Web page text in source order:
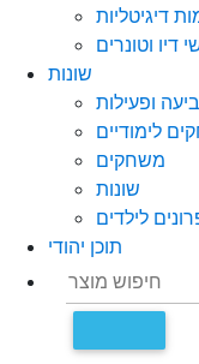
דיגיטליות
דיו וטונרים
שונות
ופעילות
לימודיים
משחקים
שונות
לילדים
תוכן יהודי